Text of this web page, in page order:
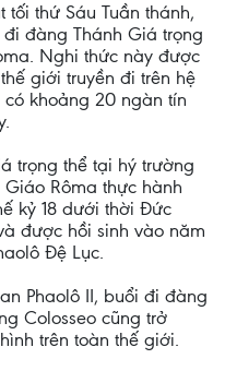
thứ Sáu Tuần thánh,
đàng Thánh Giá trọng
Nghi thức này được
giới truyền đi trên hệ
khoảng 20 ngàn tín
trọng thể tại hý trường
Rôma thực hành
kỷ 18 dưới thời Đức
được hồi sinh vào năm
Đệ Lục.
Phaolô II, buổi đi đàng
Colosseo cũng trở
trên toàn thế giới.